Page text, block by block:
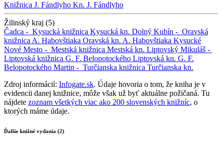
Knižnica J. Fándlyho Kn. J. Fándlyho
Žilinský kraj (5)
Čadca - Kysucká knižnica Kysucká kn. Dolný Kubín - Oravská
knižnica A. Habovštiaka Oravská kn. A. Habovštiaka Kysucké
Nové Mesto - Mestská knižnica Mestská kn. Liptovský Mikuláš -
Liptovská knižnica G. F. Belopotockého Liptovská kn. G. F.
Belopotockého Martin - Turčianska knižnica Turčianska kn.
Zdroj informácií: Infogate.sk. Údaje hovoria o tom, že kniha je v
evidencii danej knižnice, môže však už byť aktuálne požičaná. Tu
nájdete zoznam všetkých viac ako 200 slovenských knižníc, o
ktorých máme údaje.
Ďalšie knižné vydania (2)